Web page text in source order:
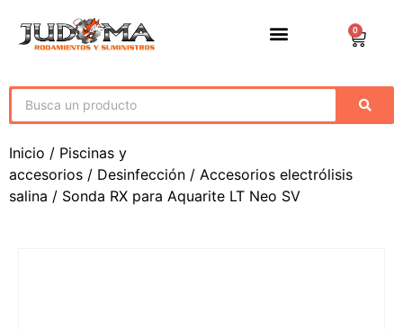
0
Inicio / Piscinas y
accesorios / Desinfección / Accesorios electrólisis
salina / Sonda RX para Aquarite LT Neo SV